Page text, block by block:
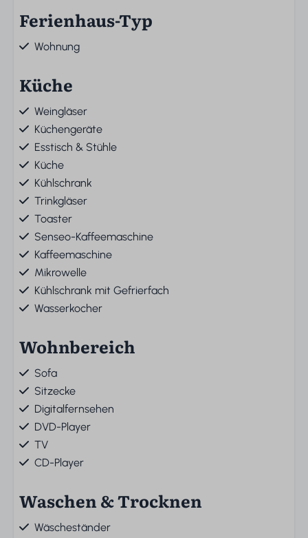
Ferienhaus-Typ
Wohnung
Küche
Weingläser
Küchengeräte
Esstisch & Stühle
Küche
Kühlschrank
Trinkgläser
Toaster
Senseo-Kaffeemaschine
Kaffeemaschine
Mikrowelle
Kühlschrank mit Gefrierfach
Wasserkocher
Wohnbereich
Sofa
Sitzecke
Digitalfernsehen
DVD-Player
TV
CD-Player
Waschen & Trocknen
Wäscheständer